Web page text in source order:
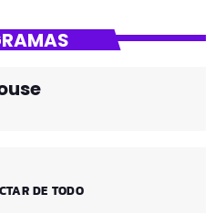
dira! Dantza Bizkaia!
DE TODO